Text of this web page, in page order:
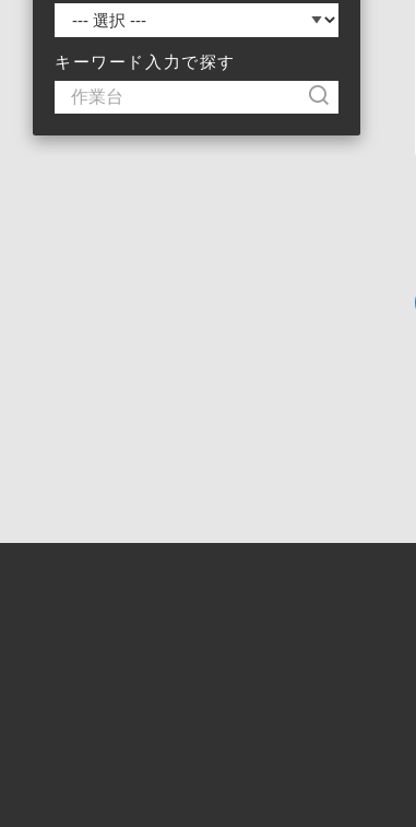
キーワード入力で探す